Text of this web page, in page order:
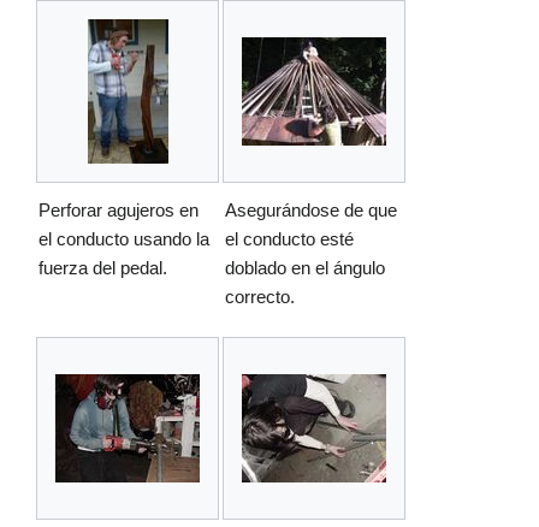
Perforar agujeros en
el conducto usando la
fuerza del pedal.
Asegurándose de que
el conducto esté
doblado en el ángulo
correcto.